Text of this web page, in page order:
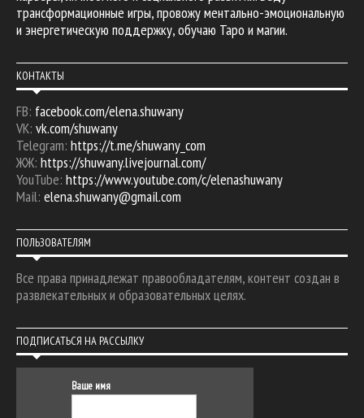
трансформационные игры, провожу ментально-эмоциональную
и энергетическую поддержку, обучаю Таро и магии.
КОНТАКТЫ
FB: facebook.com/elena.shuwany
VK: vk.com/shuwany
Telegram: https://t.me/shuwany_com
ЖЖ: https://shuwany.livejournal.com/
YouTube: https://www.youtube.com/c/elenashuwany
Mail: elena.shuwany@gmail.com
ПОЛЬЗОВАТЕЛЯМ
Все права принадлежат правообладателям, контент создан в
развлекательных и образовательных целях.
ПОДПИСАТЬСЯ НА РАССЫЛКУ
Ваше имя